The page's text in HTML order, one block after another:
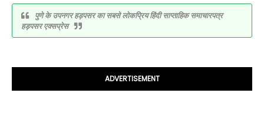
पुणे के उपनगर हड़पसर का सबसे लोकप्रिय हिंदी साप्ताहिक समाचारपत्र
हड़पसर एक्सप्रेस
ADVERTISEMENT